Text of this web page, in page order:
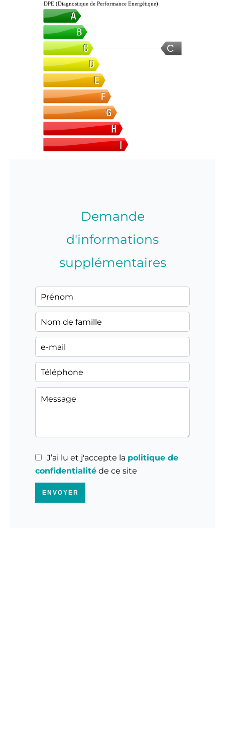
C
DPE (Diagnostique de Performance Energétique)
Demande
d'informations
supplémentaires
J’ai lu et j'accepte la politique de
confidentialité de ce site
ENVOYER